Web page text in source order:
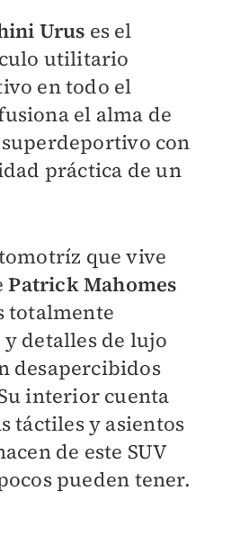
Urus es el
utilitario
en todo el
el alma de
con
práctica de un
que vive
Patrick Mahomes
totalmente
detalles de lujo
desapercibidos
interior cuenta
táctiles y asientos
de este SUV
pueden tener.